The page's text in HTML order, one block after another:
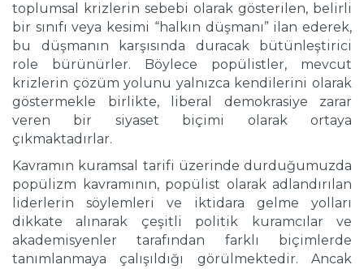
toplumsal krizlerin sebebi olarak gösterilen, belirli
bir sınıfı veya kesimi “halkın düşmanı” ilan ederek,
bu düşmanın karşısında duracak bütünleştirici
role bürünürler. Böylece popülistler, mevcut
krizlerin çözüm yolunu yalnızca kendilerini olarak
göstermekle birlikte, liberal demokrasiye zarar
veren bir siyaset biçimi olarak ortaya
çıkmaktadırlar.
Kavramın kuramsal tarifi üzerinde durduğumuzda
popülizm kavramının, popülist olarak adlandırılan
liderlerin söylemleri ve iktidara gelme yolları
dikkate alınarak çeşitli politik kuramcılar ve
akademisyenler tarafından farklı biçimlerde
tanımlanmaya çalışıldığı görülmektedir. Ancak